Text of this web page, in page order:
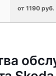
от 1190 руб.